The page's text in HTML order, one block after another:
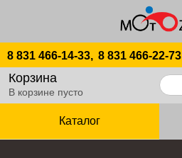
8 831 466-14-33, 8 831 466-22-73
Корзина
В корзине пусто
Каталог